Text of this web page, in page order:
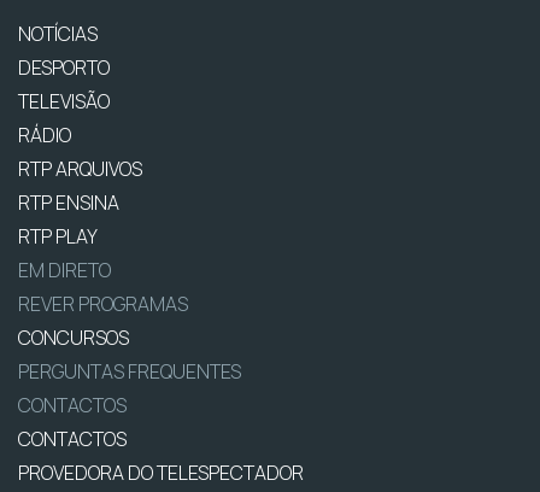
NOTÍCIAS
DESPORTO
TELEVISÃO
RÁDIO
RTP ARQUIVOS
RTP ENSINA
RTP PLAY
EM DIRETO
REVER PROGRAMAS
CONCURSOS
PERGUNTAS FREQUENTES
CONTACTOS
CONTACTOS
PROVEDORA DO TELESPECTADOR